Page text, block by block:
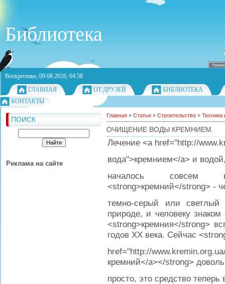
Библиотека
Воскресенье, 09.08.2026, 04:58
ГЛАВНАЯ
ОТ ДРУЗЕЙ
БИБЛИОТЕКА
КОНТАКТЫ
ПОИСК
Реклама на сайте
Главная » Статьи » Строительство » Техника
ОЧИЩЕНИЕ ВОДЫ КРЕМНИЕМ.
Лечение <a href="http://
вода">кремнием</a> и
началось совсем
<strong>кремний</strong> -
темно-серый или
природе, и человеку
<strong>кремния</strong>
годов XX века. Сейчас
href="http://
кремний</a></strong>
просто, это средство теперь